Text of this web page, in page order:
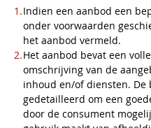
Indien een aanbod een
onder voorwaarden
het aanbod vermeld.
Het aanbod bevat een
omschrijving van de
inhoud en/of diensten. De
gedetailleerd om een
door de consument